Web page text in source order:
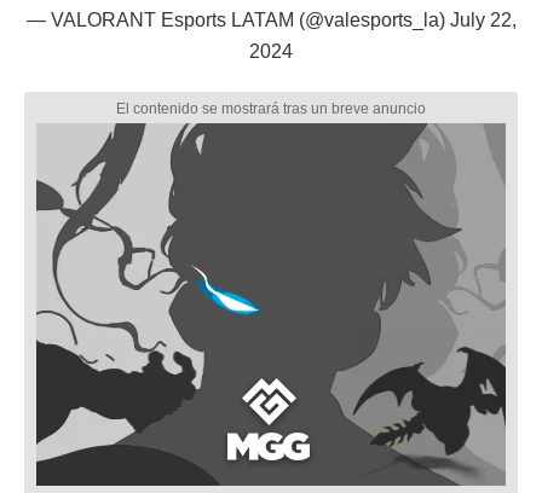
— VALORANT Esports LATAM (@valesports_la) July 22,
2024